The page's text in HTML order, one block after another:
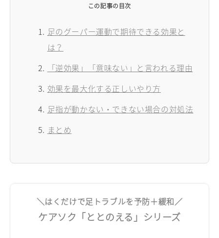
この記事の目次
足のグーパー運動で期待できる効果と
は？
「逆効果」「意味ない」と言われる理由
効果を最大化する正しいやり方
足指が動かない・できない場合の対処法
まとめ
＼はくだけで足トラブルを予防＋緩和／
ケアソク「ととのえる」シリーズ